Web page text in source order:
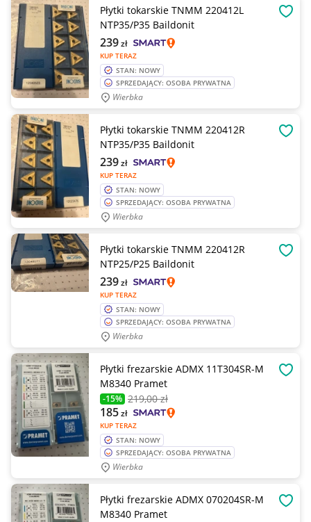
Płytki tokarskie TNMM 220412L
NTP35/P35 Baildonit
KUP TERAZ
239zł
STAN: NOWY
SPRZEDAJĄCY: OSOBA PRYWATNA
Wierbka
Płytki tokarskie TNMM 220412R
NTP35/P35 Baildonit
KUP TERAZ
239zł
STAN: NOWY
SPRZEDAJĄCY: OSOBA PRYWATNA
Wierbka
Płytki tokarskie TNMM 220412R
NTP25/P25 Baildonit
KUP TERAZ
239zł
STAN: NOWY
SPRZEDAJĄCY: OSOBA PRYWATNA
Wierbka
Płytki frezarskie ADMX 11T304SR-M
M8340 Pramet
-15% 219,00 zł
KUP TERAZ
185zł
STAN: NOWY
SPRZEDAJĄCY: OSOBA PRYWATNA
Wierbka
Płytki frezarskie ADMX 070204SR-M
M8340 Pramet